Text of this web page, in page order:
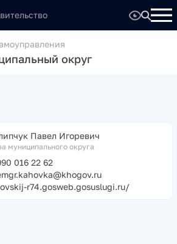
округ
Павел Игоревич
муниципального округа
016 22 62
r74.gosweb.gosuslugi.ru/